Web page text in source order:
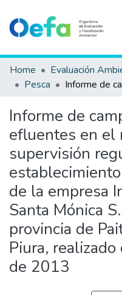
Communities & Collections
All of DSpace
Estad. Externas
Guias ▾
Home Evaluación
Pesca
Informe de
efluentes en el
supervisión
de la empresa
Santa Mónica
provincia de
Piura,
de 2013